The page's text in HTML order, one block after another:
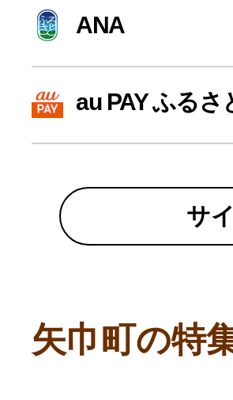
寄付上限額シミュ
副業・パラレ
個人事業主・
ANA
au PAY ふるさ
サ
矢巾町の特